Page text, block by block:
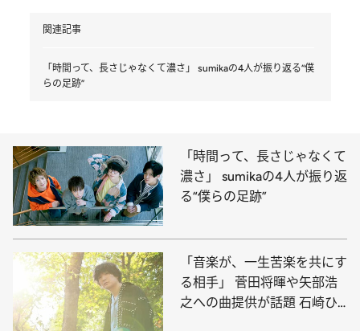
関連記事
「時間って、長さじゃなくて濃さ」 sumikaの4人が振り返る“僕
らの足跡”
「時間って、長さじゃなくて
濃さ」 sumikaの4人が振り返
る“僕らの足跡”
「音楽が、一生苦楽を共にす
る相手」 菅田将暉や矢部浩
之への曲提供が話題 石崎ひ